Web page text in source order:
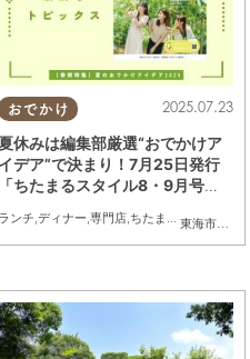
おでかけ
東海市
, 大府市
2025.07.23
休みは編集部厳選“おでかけア
イデア”で決まり！7月25日発行
「ちたまるスタイル8・9月号」
ランチ,ディナー,専門店,ちたまるスタイル掲載店